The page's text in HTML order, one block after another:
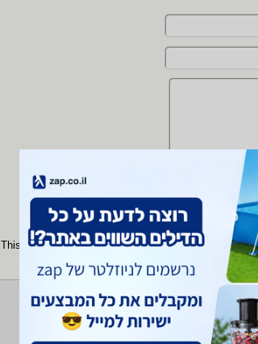
הפרטיות
This site is protected by reCAPTCHA and the Google